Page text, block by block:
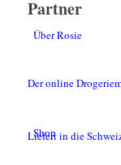
Über Rosie
Shop
Partner
Der online
Liefert in die